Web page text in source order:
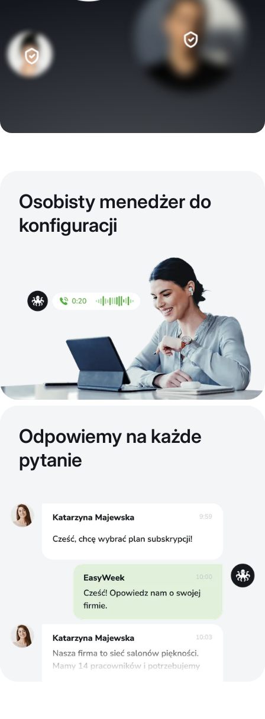
Osobisty menedżer do
konfiguracji
Odpowiemy na każde
pytanie